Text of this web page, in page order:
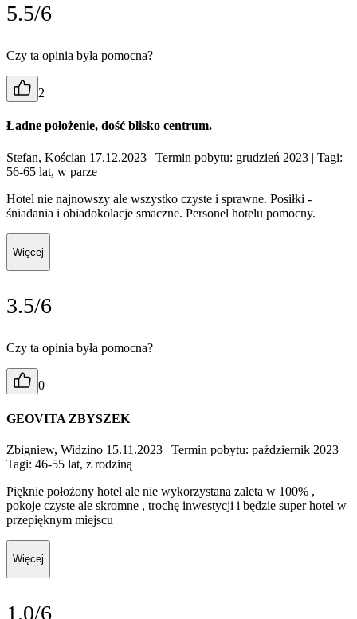
5.5/6
Czy ta opinia była pomocna?
2
Ładne położenie, dość blisko centrum.
Stefan, Kościan 17.12.2023 | Termin pobytu: grudzień 2023 | Tagi:
56-65 lat, w parze
Hotel nie najnowszy ale wszystko czyste i sprawne. Posiłki -
śniadania i obiadokolacje smaczne. Personel hotelu pomocny.
Więcej
3.5/6
Czy ta opinia była pomocna?
0
GEOVITA ZBYSZEK
Zbigniew, Widzino 15.11.2023 | Termin pobytu: październik 2023 |
Tagi: 46-55 lat, z rodziną
Pięknie położony hotel ale nie wykorzystana zaleta w 100% ,
pokoje czyste ale skromne , trochę inwestycji i będzie super hotel w
przepięknym miejscu
Więcej
1.0/6